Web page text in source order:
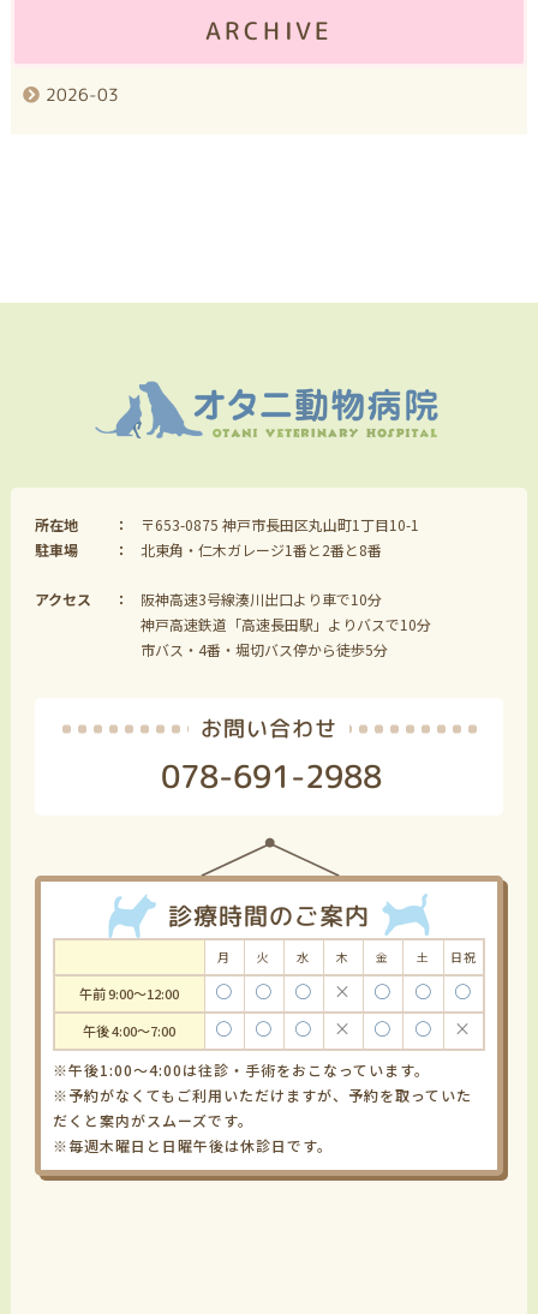
ARCHIVE
2026-03
所在地
〒653-0875 神戸市長田区丸山町1丁目10-1
駐車場
北東角・仁木ガレージ1番と2番と8番
アクセス
阪神高速3号線湊川出口より車で10分
神戸高速鉄道「高速長田駅」よりバスで10分
市バス・4番・堀切バス停から徒歩5分
お問い合わせ
078-691-2988
診療時間のご案内
月 火 水 木 金 土 日祝
午前 9:00～12:00 〇 〇 〇 × 〇 〇 〇
午後 4:00～7:00 〇 〇 〇 × 〇 〇 ×
※午後1:00～4:00は往診・手術をおこなっています。
※予約がなくてもご利用いただけますが、予約を取っていた
だくと案内がスムーズです。
※毎週木曜日と日曜午後は休診日です。